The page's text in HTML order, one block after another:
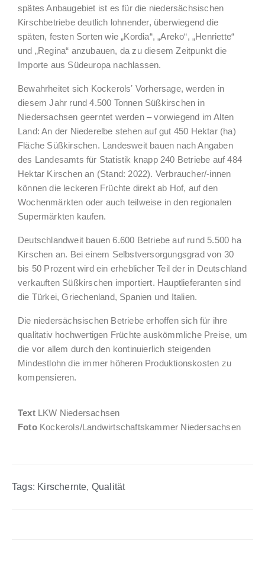
spätes Anbaugebiet ist es für die niedersächsischen
Kirschbetriebe deutlich lohnender, überwiegend die
späten, festen Sorten wie „Kordia“, „Areko“, „Henriette“
und „Regina“ anzubauen, da zu diesem Zeitpunkt die
Importe aus Südeuropa nachlassen.
Bewahrheitet sich Kockerolsʼ Vorhersage, werden in
diesem Jahr rund 4.500 Tonnen Süßkirschen in
Niedersachsen geerntet werden – vorwiegend im Alten
Land: An der Niederelbe stehen auf gut 450 Hektar (ha)
Fläche Süßkirschen. Landesweit bauen nach Angaben
des Landesamts für Statistik knapp 240 Betriebe auf 484
Hektar Kirschen an (Stand: 2022). Verbraucher/-innen
können die leckeren Früchte direkt ab Hof, auf den
Wochenmärkten oder auch teilweise in den regionalen
Supermärkten kaufen.
Deutschlandweit bauen 6.600 Betriebe auf rund 5.500 ha
Kirschen an. Bei einem Selbstversorgungsgrad von 30
bis 50 Prozent wird ein erheblicher Teil der in Deutschland
verkauften Süßkirschen importiert. Hauptlieferanten sind
die Türkei, Griechenland, Spanien und Italien.
Die niedersächsischen Betriebe erhoffen sich für ihre
qualitativ hochwertigen Früchte auskömmliche Preise, um
die vor allem durch den kontinuierlich steigenden
Mindestlohn die immer höheren Produktionskosten zu
kompensieren.
TextLKW Niedersachsen
FotoKockerols/Landwirtschaftskammer Niedersachsen
Tags: Kirschernte, Qualität